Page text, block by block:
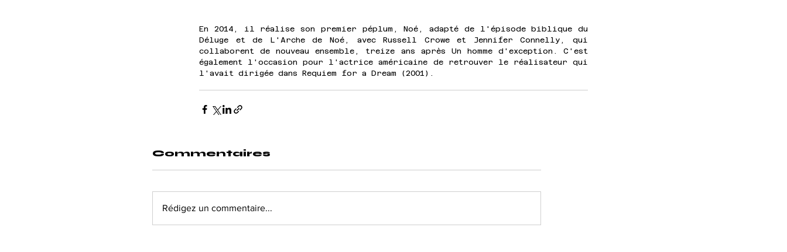
En 2014, il réalise son premier péplum, Noé, adapté de l'épisode biblique du
Déluge et de L'Arche de Noé, avec Russell Crowe et Jennifer Connelly, qui
collaborent de nouveau ensemble, treize ans après Un homme d'exception. C'est
également l'occasion pour l'actrice américaine de retrouver le réalisateur qui
l'avait dirigée dans Requiem for a Dream (2001).
Commentaires
Rédigez un commentaire...